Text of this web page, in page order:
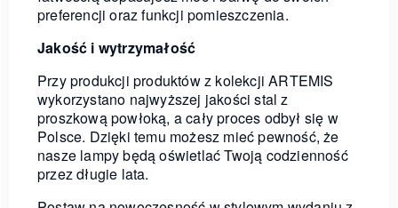
preferencji oraz funkcji pomieszczenia.
Jakość i wytrzymałość
Przy produkcji produktów z kolekcji ARTEMIS
wykorzystano najwyższej jakości stal z
proszkową powłoką, a cały proces odbył się w
Polsce. Dzięki temu możesz mieć pewność, że
nasze lampy będą oświetlać Twoją codzienność
przez długie lata.